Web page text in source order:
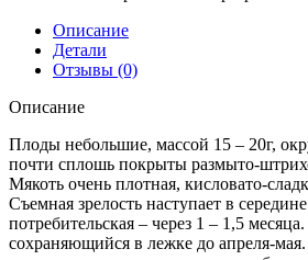
Красноярский
Описание
Детали
Отзывы (0)
Описание
Плоды небольшие, массой 15 – 20г,
почти сплошь покрыты размыто-
Мякоть очень плотная, кисловато-
Съемная зрелость наступает в
потребительская – через 1 – 1,5
сохраняющийся в лежке до апреля-